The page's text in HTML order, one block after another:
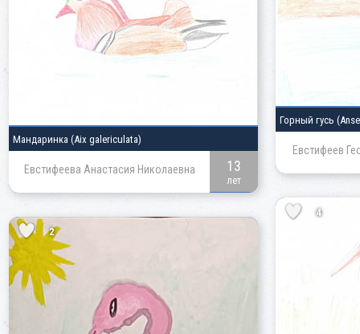
Горный гусь
Евстифеев
Мандаринка (Aix galericulata)
Евстифеева Анастасия Николаевна 13
лет
4
2